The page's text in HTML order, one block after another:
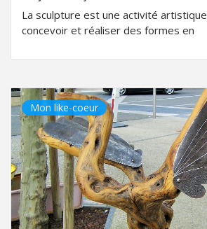
La sculpture est une activité
concevoir et réaliser des formes en
Mon like-coeur